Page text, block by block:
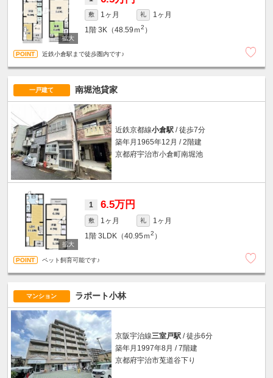
敷 1ヶ月 礼
1ヶ月
1階 3K（48.59ｍ2 ）
近鉄小倉駅まで徒歩圏内です♪
一戸建て 南堀池貸家
近鉄京都線小倉駅/ 徒歩7分
築年月1965年12月 / 2階建
京都府宇治市小倉町南堀池
1 6.5万円
敷 1ヶ月 礼
1ヶ月
1階 3LDK（40.95ｍ2 ）
ペット飼育可能です♪
マンション ラポート小林
京阪宇治線三室戸駅/ 徒歩6分
築年月1997年8月 / 7階建
京都府宇治市莵道谷下り